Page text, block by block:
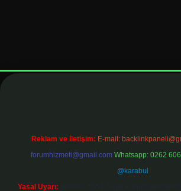
elexbett.net
Reklam ve İletişim: E-mail:
forumhizmeti@gmail.com Whatsapp: 0262
@karabul
Yasal Uyarı: